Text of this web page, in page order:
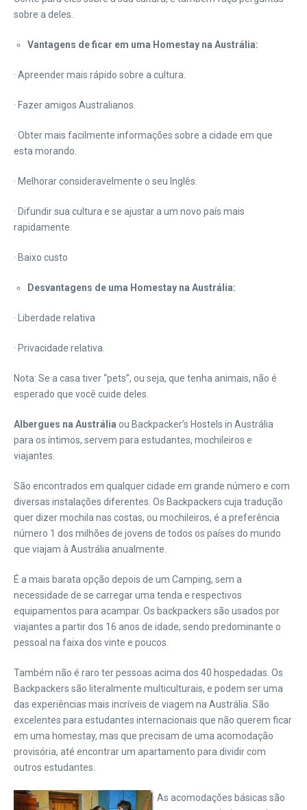
sobre a deles.
Vantagens de ficar em uma Homestay na Austrália:
· Apreender mais rápido sobre a cultura.
· Fazer amigos Australianos.
· Obter mais facilmente informações sobre a cidade em que
esta morando.
· Melhorar consideravelmente o seu Inglês.
· Difundir sua cultura e se ajustar a um novo país mais
rapidamente.
· Baixo custo
Desvantagens de uma Homestay na Austrália:
· Liberdade relativa
· Privacidade relativa.
Nota: Se a casa tiver “pets”, ou seja, que tenha animais, não é
esperado que você cuide deles.
Albergues na Austrália ou Backpacker’s Hostels in Austrália
para os íntimos, servem para estudantes, mochileiros e
viajantes.
São encontrados em qualquer cidade em grande número e com
diversas instalações diferentes. Os Backpackers cuja tradução
quer dizer mochila nas costas, ou mochileiros, é a preferência
número 1 dos milhões de jovens de todos os países do mundo
que viajam à Austrália anualmente.
É a mais barata opção depois de um Camping, sem a
necessidade de se carregar uma tenda e respectivos
equipamentos para acampar. Os backpackers são usados por
viajantes a partir dos 16 anos de idade, sendo predominante o
pessoal na faixa dos vinte e poucos.
Também não é raro ter pessoas acima dos 40 hospedadas. Os
Backpackers são literalmente multiculturais, e podem ser uma
das experiências mais incríveis de viagem na Austrália. São
excelentes para estudantes internacionais que não querem ficar
em uma homestay, mas que precisam de uma acomodação
provisória, até encontrar um apartamento para dividir com
outros estudantes.
As acomodações básicas são